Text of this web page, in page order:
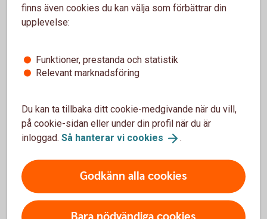
Insättningsuppgift i internetbanken
och statistik.
Inställningar för cookies
finns även cookies du kan välja som förbättrar din
upplevelse:
Funktioner, prestanda och statistik
Relevant marknadsföring
Du kan ta tillbaka ditt cookie-medgivande när du vill,
på cookie-sidan eller under din profil när du är
inloggad. Så hanterar vi cookies .
Godkänn alla cookies